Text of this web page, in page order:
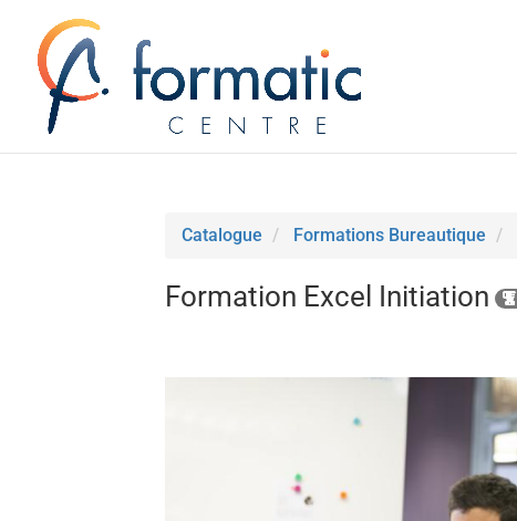
Catalogue Formations Bureautique
Formation Excel Initiation